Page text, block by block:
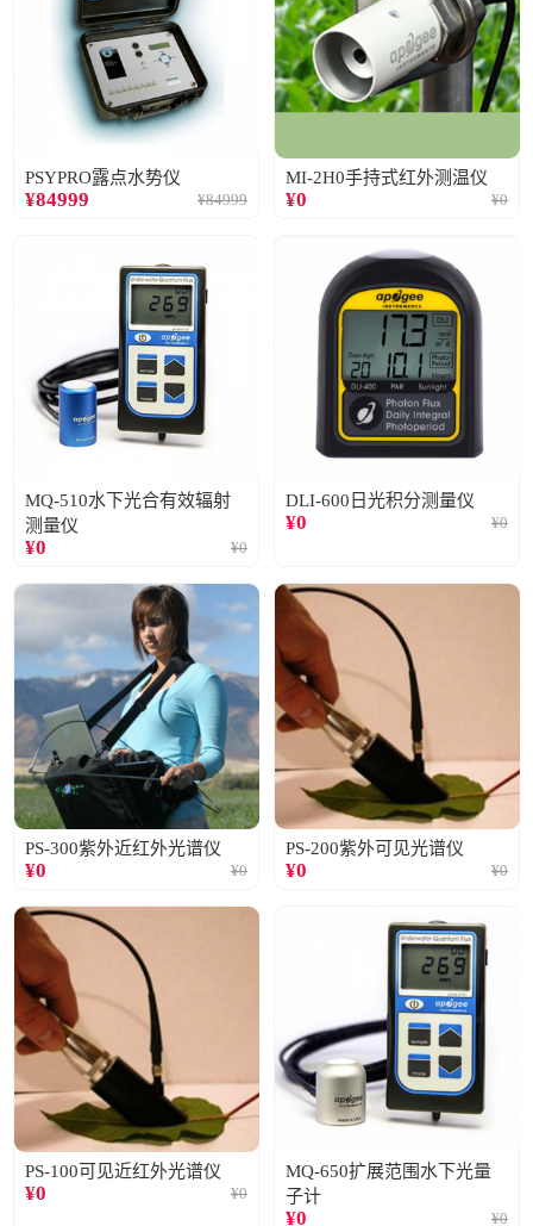
PSYPRO露点水势仪
¥84999 ¥84999
MI-2H0手持式红外测温仪
¥0 ¥0
MQ-510水下光合有效辐射
测量仪
¥0 ¥0
DLI-600日光积分测量仪
¥0 ¥0
PS-300紫外近红外光谱仪
¥0 ¥0
PS-200紫外可见光谱仪
¥0 ¥0
PS-100可见近红外光谱仪
¥0 ¥0
MQ-650扩展范围水下光量
子计
¥0 ¥0